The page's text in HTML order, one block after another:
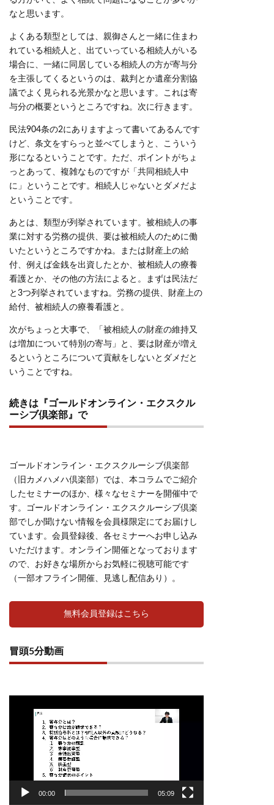
なと思います。
よくある類型としては、親御さんと一緒に住まわ
れている相続人と、出ていっている相続人がいる
場合に、一緒に同居している相続人の方が寄与分
を主張してくるというのは、裁判とか遺産分割協
議でよく見られる光景かなと思います。これは寄
与分の概要というところですね。次に行きます。
民法904条の2にありますよって書いてあるんです
けど、条文をすらっと並べてしまうと、こういう
形になるということです。ただ、ポイントがちょ
っとあって、複雑なものですが「共同相続人中
に」ということです。相続人じゃないとダメだよ
ということです。
あとは、類型が列挙されています。被相続人の事
業に対する労務の提供、要は被相続人のために働
いたというところですかね。または財産上の給
付、例えば金銭を出資したとか、被相続人の療養
看護とか、その他の方法によると。まずは民法だ
と3つ列挙されていますね。労務の提供、財産上の
給付、被相続人の療養看護と。
次がちょっと大事で、「被相続人の財産の維持又
は増加について特別の寄与」と、要は財産が増え
るというところについて貢献をしないとダメだと
いうことですね。
続きは『ゴールドオンライン・エクスクル
ーシブ倶楽部』で
ゴールドオンライン・エクスクルーシブ倶楽部
（旧カメハメハ倶楽部）では、本コラムでご紹介
したセミナーのほか、様々なセミナーを開催中で
す。ゴールドオンライン・エクスクルーシブ倶楽
部でしか聞けない情報を会員様限定にてお届けし
ています。会員登録後、各セミナーへお申し込み
いただけます。オンライン開催となっております
ので、お好きな場所からお気軽に視聴可能です
（一部オフライン開催、見逃し配信あり）。
無料会員登録はこちら
冒頭5分動画
00:00 05:09